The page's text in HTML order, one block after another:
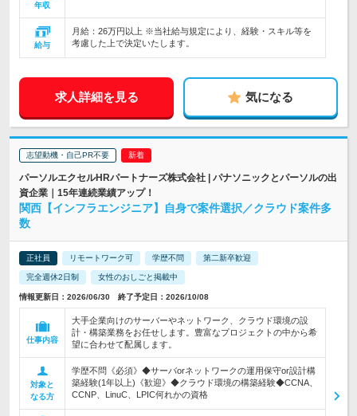
年収
給与
月給：26万円以上 ※当社給与規定により、経験・スキル等を
考慮した上で決定いたします。
求人詳細を見る 気になる
志望動機・自己PR不要
パーソルエクセルHRパートナーズ株式会社 | パナソニックとパーソルの出
資企業｜15年連続業績アップ！
関西【インフラエンジニア】自身で案件選択／クラウド案件多
数
正社員 リモートワーク可 学歴不問 第二新卒歓迎
完全週休2日制 女性のおしごと掲載中
情報更新日：2026/06/30 終了予定日：2026/10/08
仕事内容
大手企業向けのサーバーやネットワーク、クラウド環境の設
計・構築業務をお任せします。豊富なプロジェクトの中から希
望に合わせて配属します。
対象と
なる方
学歴不問《必須》◆サーバorネットワークの運用保守or設計構
築経験(1年以上)《歓迎》◆クラウド環境の構築経験◆CCNA、
CCNP、LinuC、LPIC何れかの資格